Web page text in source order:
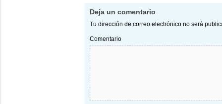
Deja un comentario
Tu dirección de correo electrónico no será
Comentario